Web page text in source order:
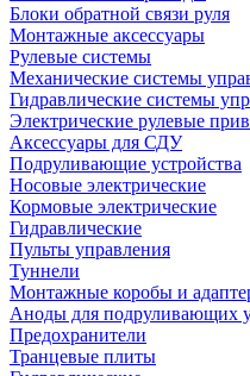
Блоки обратной связи руля
Монтажные аксессуары
Рулевые системы
Механические системы
Гидравлические системы
Электрические рулевые
Аксессуары для СДУ
Подруливающие устройства
Носовые электрические
Кормовые электрические
Гидравлические
Пульты управления
Туннели
Монтажные коробы и
Аноды для подруливающих
Предохранители
Транцевые плиты